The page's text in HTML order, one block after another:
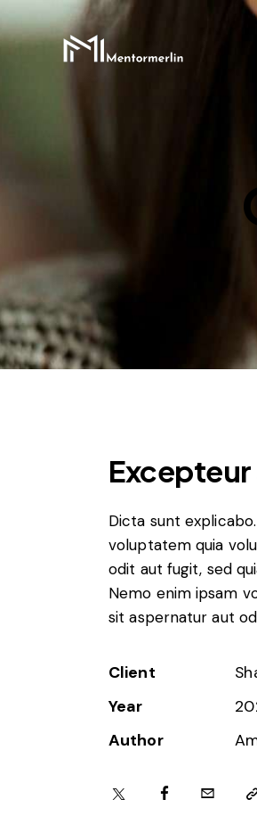
Dicta sunt
voluptatem quia
odit aut fugit, sed
Nemo enim ipsam
sit aspernatur aut
Client
Year
Author